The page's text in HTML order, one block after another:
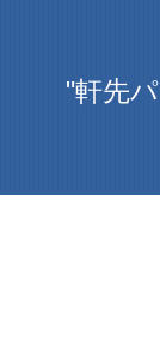
"軒先